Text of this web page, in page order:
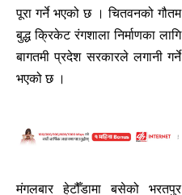
पूरा गर्ने भएको छ । चितवनको गौतम
बुद्ध क्रिकेट रंगशाला निर्माणका लागि
बागतमी प्रदेश सरकारले लगानी गर्ने
भएको छ ।
मंगलबार हेटौँडामा बसेको भरतपुर